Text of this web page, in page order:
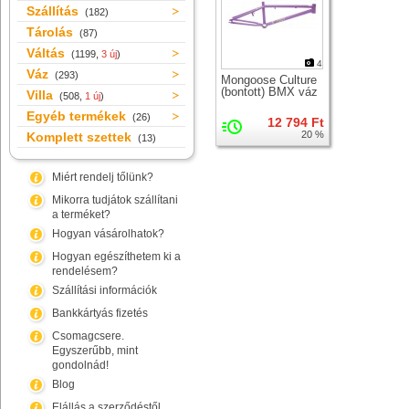
Szállítás (182)
Tárolás (87)
Váltás (1199, 3 új)
Váz (293)
Villa (508, 1 új)
Egyéb termékek (26)
Komplett szettek (13)
Miért rendelj tőlünk?
Mikorra tudjátok szállítani
a terméket?
Hogyan vásárolhatok?
Hogyan egészíthetem ki a
rendelésem?
Szállítási információk
Bankkártyás fizetés
Csomagcsere.
Egyszerűbb, mint
gondolnád!
Blog
4
Mongoose Culture
(bontott) BMX váz
12 794 Ft
20 %